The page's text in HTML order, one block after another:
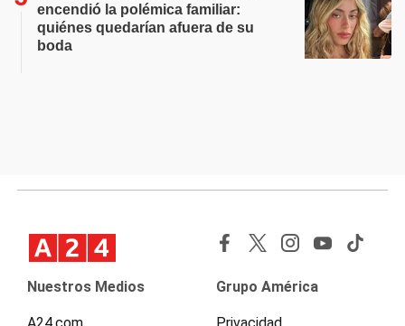
encendió la polémica familiar:
quiénes quedarían afuera de su
boda
Nuestros Medios Grupo América